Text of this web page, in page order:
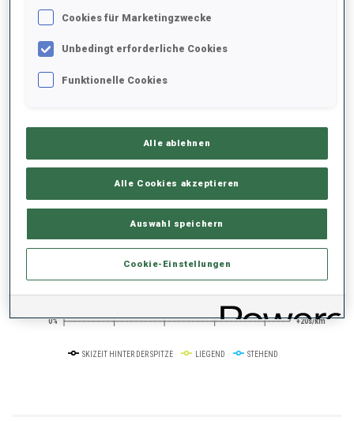
STEHENDSCHIESSEN
0% +20s/km
SKIZEIT HINTER DER SPITZE LIEGEND STEHEND
Cookies für Marketingzwecke
Unbedingt erforderliche Cookies
Funktionelle Cookies
Alle ablehnen
Alle Cookies akzeptieren
Auswahl speichern
Cookie-Einstellungen